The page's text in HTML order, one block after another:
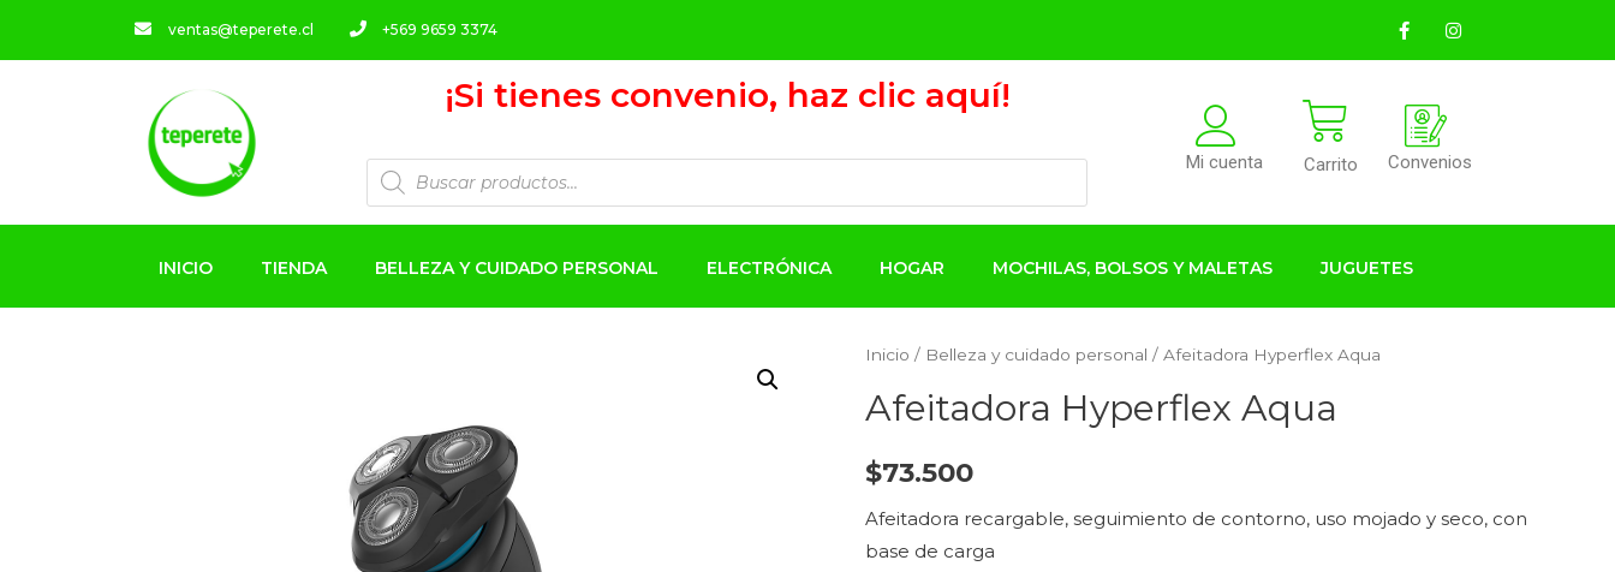
ventas@teperete.cl +569 9659 3374
¡Si tienes convenio, haz clic aquí!
Mi cuenta Carrito Convenios
INICIO TIENDA BELLEZA Y CUIDADO PERSONAL ELECTRÓNICA HOGAR MOCHILAS, BOLSOS Y MALETAS JUGUETES
Inicio / Belleza y cuidado personal / Afeitadora Hyperflex Aqua
Afeitadora Hyperflex Aqua
$73.500
Afeitadora recargable, seguimiento de contorno, uso mojado y seco, con
base de carga